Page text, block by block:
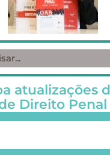
atualizações
Direito Penal